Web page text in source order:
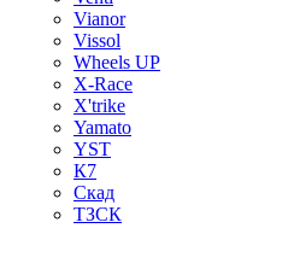
Vianor
Vissol
Wheels UP
X-Race
X'trike
Yamato
YST
К7
Скад
ТЗСК